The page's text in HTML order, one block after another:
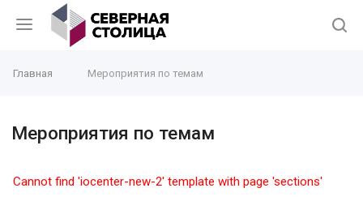
Главная Мероприятия по темам
Мероприятия по темам
Cannot find 'iocenter-new-2' template with page 'sections'